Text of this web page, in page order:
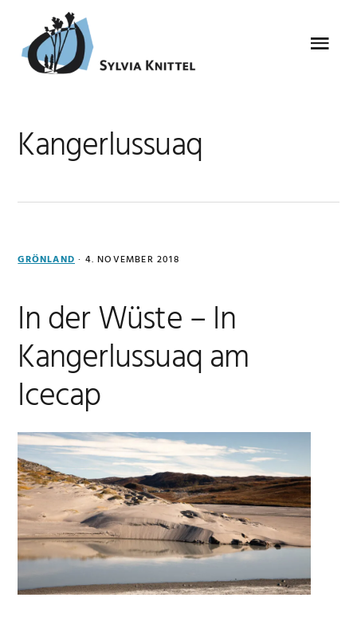
Hauptnavigation
springen
Inhalt
springen
Seitenspalte
springen
Fußzeile
springen
Menu
Kangerlussuaq
GRÖNLAND · 4. NOVEMBER 2018
In der Wüste – In
Kangerlussuaq am
Icecap